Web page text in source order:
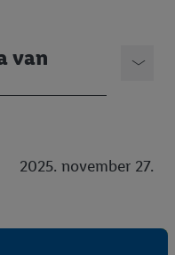
van
2025. november 27.